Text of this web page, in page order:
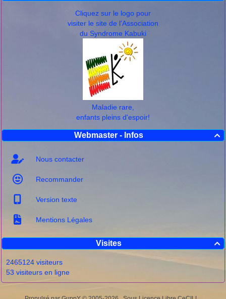
Cliquez sur le logo pour
visiter le site de l'Association
du Syndrome Kabuki
Maladie rare,
enfants pleins d'espoir!

Webmaster - Infos
Nous contacter
Recommander
Version texte
Mentions Légales

Visites
2465124 visiteurs
53 visiteurs en ligne